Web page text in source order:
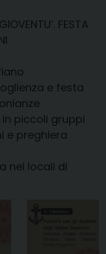
FESTA
e festa
in piccoli gruppi
e preghiera
nei locali di